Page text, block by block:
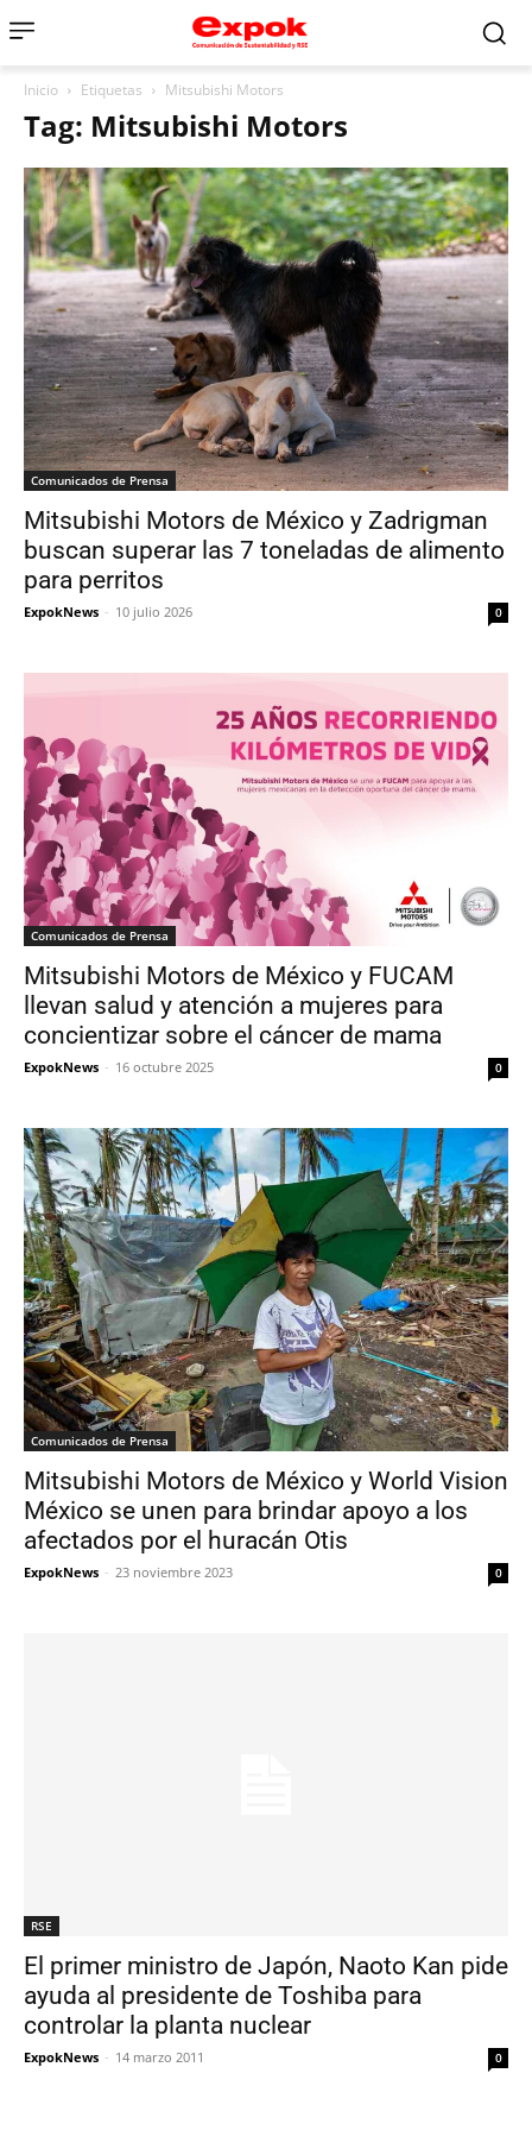
Inicio Etiquetas Mitsubishi Motors
Tag: Mitsubishi Motors
Comunicados de Prensa
Mitsubishi Motors de México y Zadrigman
buscan superar las 7 toneladas de alimento
para perritos
ExpokNews - 10 julio 2026 0
Comunicados de Prensa
Mitsubishi Motors de México y FUCAM
llevan salud y atención a mujeres para
concientizar sobre el cáncer de mama
ExpokNews - 16 octubre 2025 0
Comunicados de Prensa
Mitsubishi Motors de México y World Vision
México se unen para brindar apoyo a los
afectados por el huracán Otis
ExpokNews - 23 noviembre 2023 0
RSE
El primer ministro de Japón, Naoto Kan pide
ayuda al presidente de Toshiba para
controlar la planta nuclear
ExpokNews - 14 marzo 2011 0